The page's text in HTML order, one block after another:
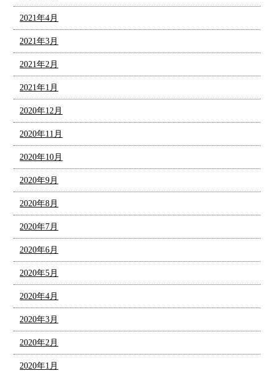
2021年4月
2021年3月
2021年2月
2021年1月
2020年12月
2020年11月
2020年10月
2020年9月
2020年8月
2020年7月
2020年6月
2020年5月
2020年4月
2020年3月
2020年2月
2020年1月